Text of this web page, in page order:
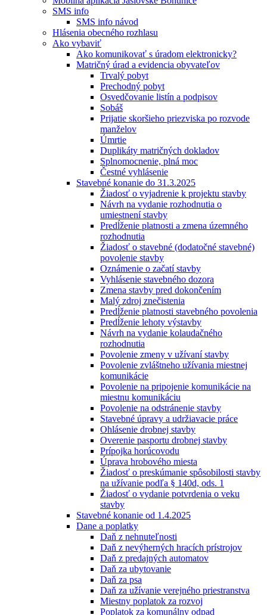
SMS info
SMS info návod
Hlásenia obecného rozhlasu
Ako vybaviť
Ako komunikovať s úradom elektronicky?
Matričný úrad a evidencia obyvateľov
Trvalý pobyt
Prechodný pobyt
Osvedčovanie listín a podpisov
Sobáš
Prijatie skoršieho priezviska po rozvode
manželov
Úmrtie
Duplikáty matričných dokladov
Splnomocnenie, plná moc
Čestné vyhlásenie
Stavebné konanie do 31.3.2025
Žiadosť o vyjadrenie k projektu stavby
Návrh na vydanie rozhodnutia o
umiestnení stavby
Predĺženie platnosti a zmena územného
rozhodnutia
Žiadosť o stavebné (dodatočné stavebné)
povolenie stavby
Oznámenie o začatí stavby
Vyhlásenie stavebného dozora
Zmena stavby pred dokončením
Malý zdroj znečistenia
Predĺženie platnosti stavebného povolenia
Predĺženie lehoty výstavby
Návrh na vydanie kolaudačného
rozhodnutia
Povolenie zmeny v užívaní stavby
Povolenie zvláštneho užívania miestnej
komunikácie
Povolenie na pripojenie komunikácie na
miestnu komunikáciu
Povolenie na odstránenie stavby
Stavebné úpravy a udržiavacie práce
Ohlásenie drobnej stavby
Overenie pasportu drobnej stavby
Prípojka horúcovodu
Úprava hrobového miesta
Žiadosť o preskúmanie spôsobilosti stavby
na užívanie podľa § 140d, ods. 1
Žiadosť o vydanie potvrdenia o veku
stavby
Stavebné konanie od 1.4.2025
Dane a poplatky
Daň z nehnuteľnosti
Daň z nevýherných hracích prístrojov
Daň z predajných automatov
Daň za ubytovanie
Daň za psa
Daň za užívanie verejného priestranstva
Miestny poplatok za rozvoj
Poplatok za komunálny odpad